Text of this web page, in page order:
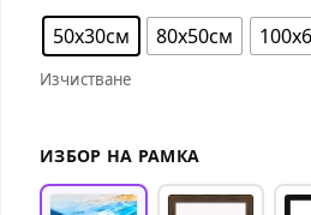
50х30см
80х50см
Изчистване
ИЗБОР НА РАМКА